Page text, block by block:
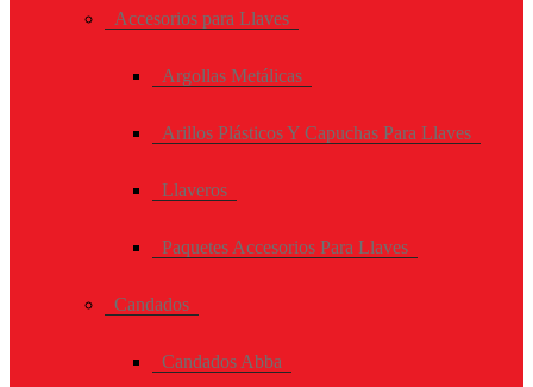
Accesorios para Llaves
Argollas Metálicas
Arillos Plásticos Y Capuchas Para Llaves
Llaveros
Paquetes Accesorios Para Llaves
Candados
Candados Abba